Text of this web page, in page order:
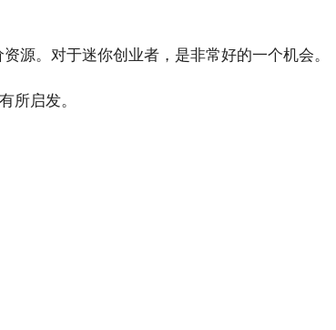
源。对于迷你创业者，是非常好的一个机会。
所启发。